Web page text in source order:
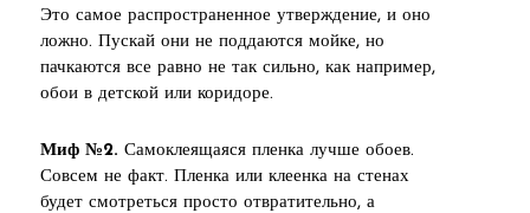
Это самое распространенное утверждение, и оно
ложно. Пускай они не поддаются мойке, но
пачкаются все равно не так сильно, как например,
обои в детской или коридоре.
Миф №2. Самоклеящаяся пленка лучше обоев.
Совсем не факт. Пленка или клеенка на стенах
будет смотреться просто отвратительно, а